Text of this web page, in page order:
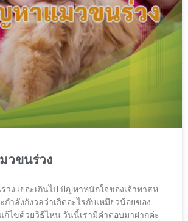
วขนร่วง
ง เยอะเกินไป ปัญหาหนักใจของเจ้าทาสห
กำลังกังวลว่าเกิดอะไรกับเหมียวน้อยของ
ก้ไขด้วยวิธีไหน วันนี้เรามีคำตอบมาฝากค่ะ